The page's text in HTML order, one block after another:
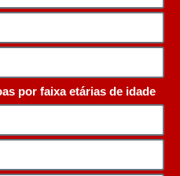
por faixa etárias de idade